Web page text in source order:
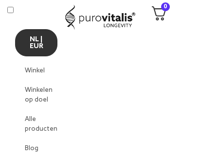
NL |
EUR
Winkel
Winkelen
op doel
Alle
producten
Blog
0